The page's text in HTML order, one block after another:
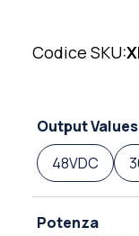
Codice SKU:
Output Values
48VDC
Potenza